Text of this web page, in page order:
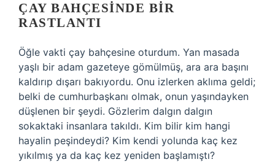
ÇAY BAHÇESINDE BIR
RASTLANTI
Öğle vakti çay bahçesine oturdum. Yan masada
yaşlı bir adam gazeteye gömülmüş, ara ara başını
kaldırıp dışarı bakıyordu. Onu izlerken aklıma geldi;
belki de cumhurbaşkanı olmak, onun yaşındayken
düşlenen bir şeydi. Gözlerim dalgın dalgın
sokaktaki insanlara takıldı. Kim bilir kim hangi
hayalin peşindeydi? Kim kendi yolunda kaç kez
yıkılmış ya da kaç kez yeniden başlamıştı?